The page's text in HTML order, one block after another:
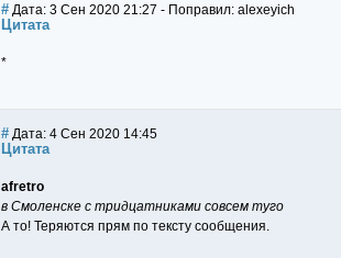
# Дата: 3 Сен 2020 21:27 - Поправил: alexeyich
Цитата
*
# Дата: 4 Сен 2020 14:45
Цитата
afretro
в Смоленске с тридцатниками совсем туго
А то! Теряются прям по тексту сообщения.